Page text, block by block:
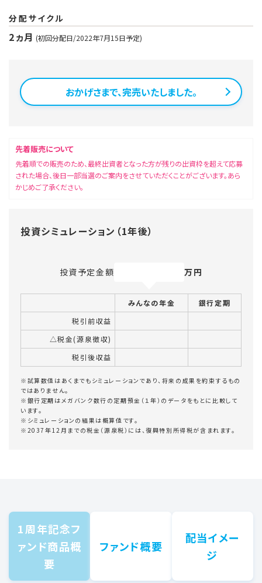
分配サイクル
2 ヵ月 (初回分配日/2022年7月15日予定)
おかげさまで、完売いたしました。
先着販売について
先着順での販売のため、最終出資者となった方が残りの出資枠を超えて応募
された場合、後日一部当選のご案内をさせていただくことがございます。あら
かじめご了承ください。
投資シミュレーション（1年後）
投資予定金額 万円
みんなの年金
銀行定期
税引前収益
△税金(源泉徴収)
税引後収益
※試算数値はあくまでもシミュレーションであり、将来の成果を約束するもの
ではありません。
※銀行定期はメガバンク数行の定期預金（１年）のデータをもとに比較して
います。
※シミュレーションの結果は概算値です。
※2037年12月までの税金（源泉税）には、復興特別所得税が含まれます。
1周年記念フ
ァンド商品概
要
ファンド概要
配当イメー
ジ